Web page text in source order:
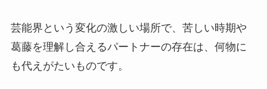
芸能界という変化の激しい場所で、苦しい時期や
葛藤を理解し合えるパートナーの存在は、何物に
も代えがたいものです。